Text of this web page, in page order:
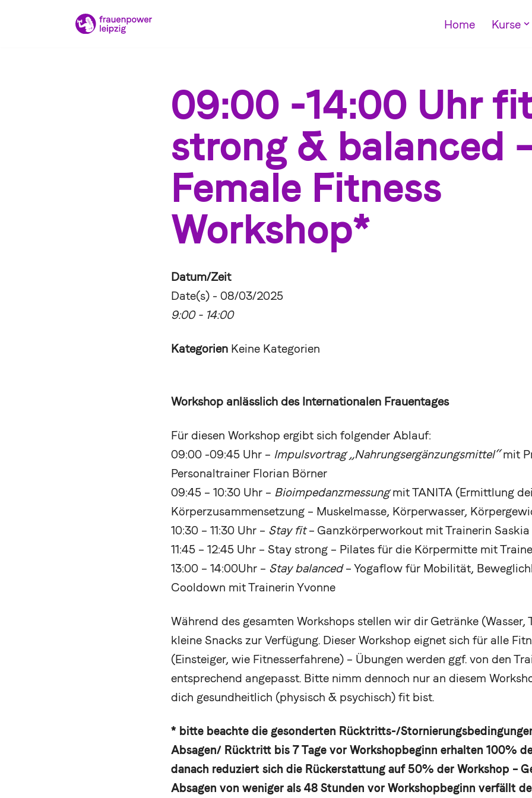
Home Kurse
09:00 -14:00 Uhr
strong & balanced
Female Fitness
Workshop*
Datum/Zeit
Date(s) - 08/03/2025
9:00 - 14:00
Kategorien Keine Kategorien
Workshop anlässlich des Internationalen Frauentages
Für diesen Workshop ergibt sich folgender Ablauf:
09:00 -09:45 Uhr – Impulsvortrag „Nahrungsergänzungsmittel“mit
Personaltrainer Florian Börner
09:45 – 10:30 Uhr – Bioimpedanzmessungmit TANITA (Ermittlung
Körperzusammensetzung – Muskelmasse, Körperwasser,
10:30 – 11:30 Uhr – Stay fit– Ganzkörperworkout mit Trainerin Saskia
11:45 – 12:45 Uhr – Stay strong – Pilates für die Körpermitte mit
13:00 – 14:00Uhr – Stay balanced– Yogaflow für Mobilität,
Cooldown mit Trainerin Yvonne
Während des gesamten Workshops stellen wir dir Getränke (Wasser,
kleine Snacks zur Verfügung. Dieser Workshop eignet sich für alle
(Einsteiger, wie Fitnesserfahrene) – Übungen werden ggf. von den
entsprechend angepasst. Bitte nimm dennoch nur an diesem
dich gesundheitlich (physisch & psychisch) fit bist.
* bitte beachte die gesonderten Rücktritts-/
Absagen/ Rücktritt bis 7 Tage vor Workshopbeginn erhalten 100%
danach reduziert sich die Rückerstattung auf 50% der Workshop –
Absagen von weniger als 48 Stunden vor Workshopbeginn verfällt